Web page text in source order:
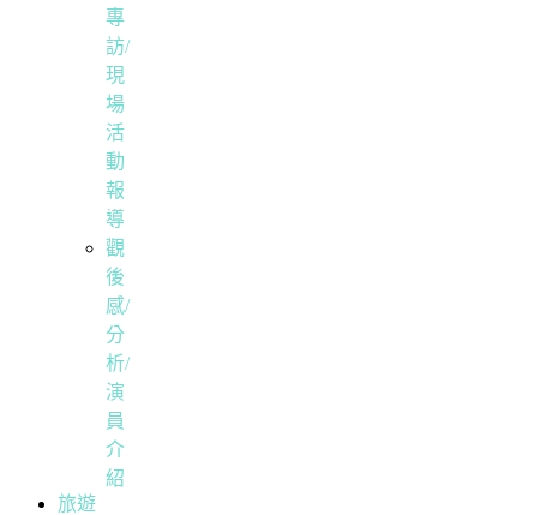
專
訪/
現
場
活
動
報
導
觀
後
感/
分
析/
演
員
介
紹
旅遊